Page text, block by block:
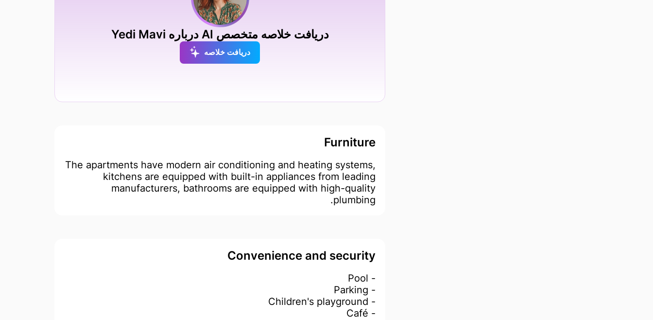
دریافت خلاصه متخصص AI درباره Yedi Mavi
دریافت خلاصه
Furniture
The apartments have modern air conditioning and heating systems,
kitchens are equipped with built-in appliances from leading
manufacturers, bathrooms are equipped with high-quality
plumbing.
Convenience and security
- Pool
- Parking
- Children's playground
- Café